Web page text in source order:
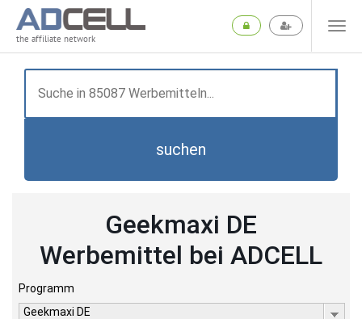
the affiliate network
suchen
Geekmaxi DE
Werbemittel bei ADCELL
Programm
Geekmaxi DE